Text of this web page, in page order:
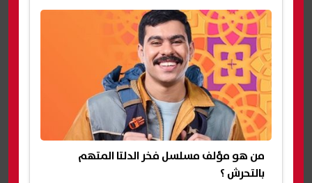
من هو مؤلف مسلسل فخر الدلتا المتهم
بالتحرش ؟